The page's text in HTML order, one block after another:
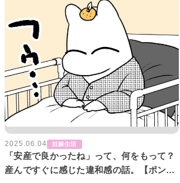
2025.06.04 妊娠生活
「安産で良かったね」って、何をもって？
産んですぐに感じた違和感の話。【ポンコ